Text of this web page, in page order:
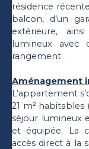
résidence
balcon, d’un
extérieure,
lumineux avec
rangement.
Aménagement
L’appartement
21 m² habitables
séjour lumineux
et équipée. La
accès direct à la